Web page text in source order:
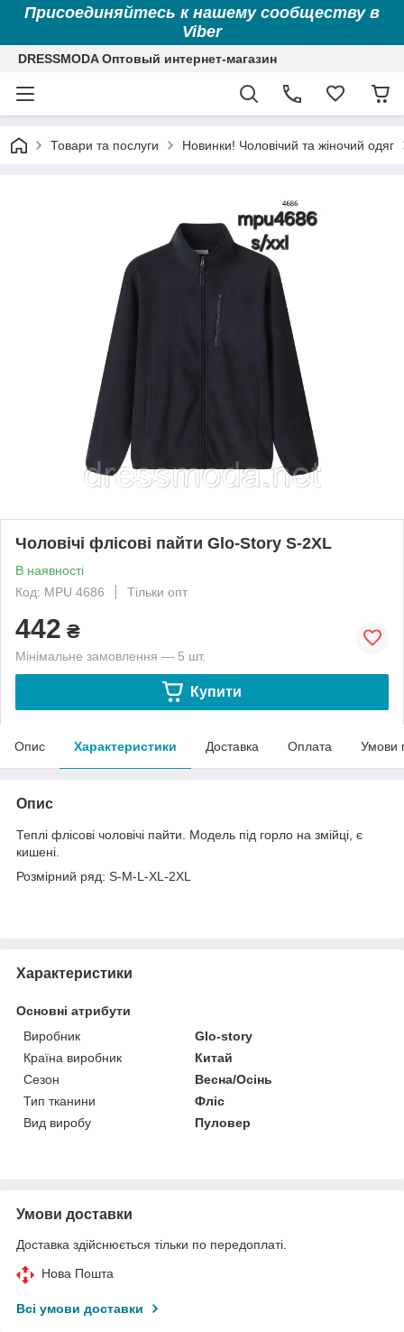
Присоединяйтесь к нашему сообществу в
Viber
DRESSMODA Оптовый интернет-магазин
Товари та послуги Новинки! Чоловічий та жіночий одяг
Чоловічі флісові пайти Glo-Story S-2XL
В наявності
Код: MPU 4686
Тільки опт
442 ₴
Мінімальне замовлення — 5 шт.
Купити
Опис Характеристики Доставка Оплата Умови
Опис
Теплі флісові чоловічі пайти. Модель під горло на змійці, є
кишені.
Розмірний ряд: S-M-L-XL-2XL
Характеристики
Основні атрибути
Виробник
Glo-story
Країна виробник
Китай
Сезон
Весна/Осінь
Тип тканини
Фліс
Вид виробу
Пуловер
Умови доставки
Доставка здійснюється тільки по передоплаті.
Нова Пошта
Всі умови доставки